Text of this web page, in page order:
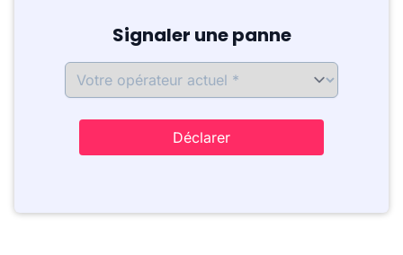
Signaler une panne
Déclarer